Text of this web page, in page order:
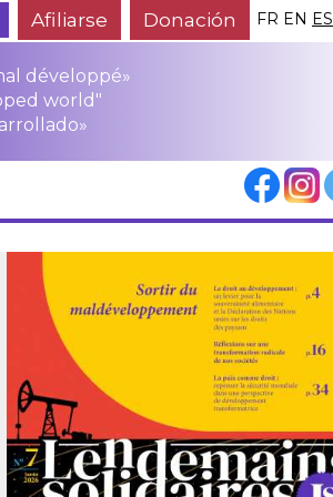
Afiliarse Donación FR EN ES
développé»
world"